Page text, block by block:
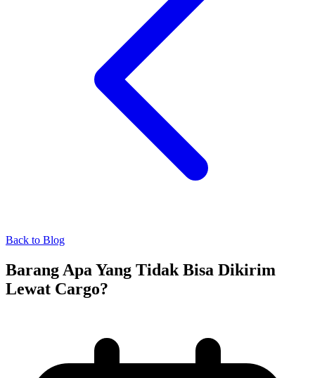
Back to Blog
Barang Apa Yang Tidak Bisa Dikirim
Lewat Cargo?